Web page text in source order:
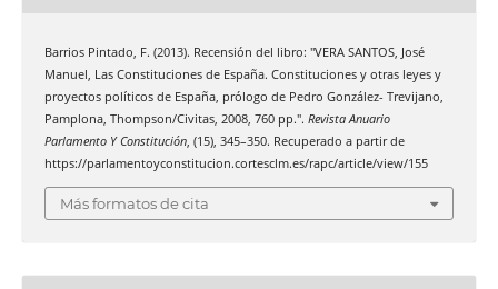
Barrios Pintado, F. (2013). Recensión del libro: "VERA SANTOS, José
Manuel, Las Constituciones de España. Constituciones y otras leyes y
proyectos políticos de España, prólogo de Pedro González- Trevijano,
Pamplona, Thompson/Civitas, 2008, 760 pp.". Revista Anuario
Parlamento Y Constitución, (15), 345–350. Recuperado a partir de
https://parlamentoyconstitucion.cortesclm.es/rapc/article/view/155
Más formatos de cita